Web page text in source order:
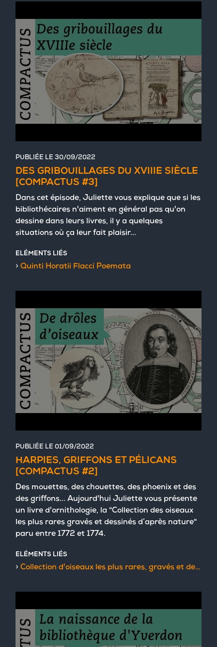
PUBLIÉE LE 30/09/2022
DES GRIBOUILLAGES DU XVIIIE SIÈCLE
[COMPACTUS #3]
Dans cet épisode, Juliette vous explique que si les
bibliothécaires n'aiment en général pas qu'on
dessine dans leurs livres, il y a quelques
situations où ça leur fait plaisir...
ELÉMENTS LIÉS
Quinti Horatii Flacci Poemata
PUBLIÉE LE 01/09/2022
HARPIES, GRIFFONS ET PÉLICANS
[COMPACTUS #2]
Des mouettes, des chouettes, des phoenix et des
des griffons... Aujourd'hui Juliette vous présente
un livre d'ornithologie, la "Collection des oiseaux
les plus rares gravés et dessinés d’après nature"
paru entre 1772 et 1774.
ELÉMENTS LIÉS
Collection d'oiseaux les plus rares, gravés et dessinés d'après nature